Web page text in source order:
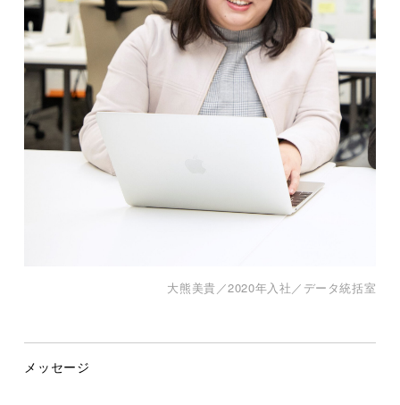
大熊美貴／2020年入社／データ統括室
メッセージ